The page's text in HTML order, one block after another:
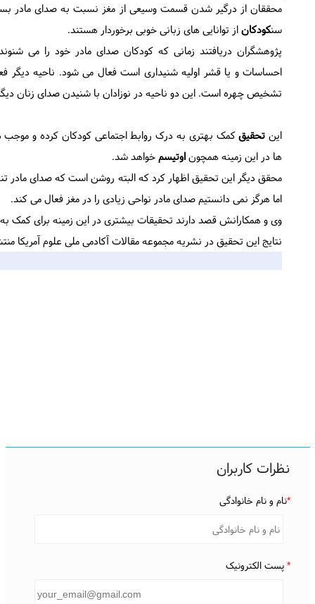
محققان از درگیر شدن قسمت وسیعی از مغز نسبت به صدای مادر
سنکودکاناز توانایی های زبانی خوبی برخوردار هستند.
پژوهشگران دریافتند زمانی که کودکان صدای مادر خود را می
احساسات و یا قشر اولیه شنیداری است فعال می شود. ناحیه دیگر
تشخیص چهره است. این دو ناحیه در نوزادان با شنیدن صدای زنان
این تحقیقکمک بهتری به درک روابط اجتماعی کودکان کرده و موجب
ها در این زمینه همچوناوتیسمخواهد شد.
محقق دیگر این تحقیق اظهار کرد که البته روشن است که صدای مادر
اما هرگز نمی دانستیم صدای مادر نواحی زیادی را در مغز فعال می کند.
وی و همکارانش قصد دارند تحقیقات بیشتری در این زمینه برای کمک
نتایج این تحقیق در نشریه مجموعه مقالات آکادمی ملی علوم آمریکا
نظرات کاربران
*نام و نام خانوادگی
*پست الکترونیک